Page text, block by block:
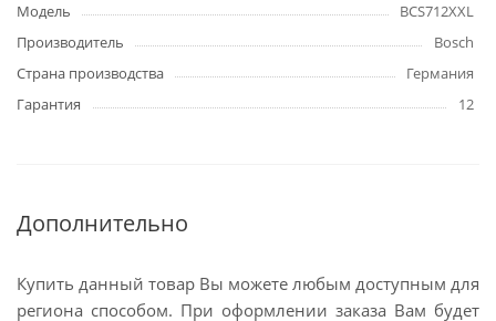
Модель
BCS712XXL
Производитель
Bosch
Страна производства
Германия
Гарантия
12
Дополнительно
Купить данный товар Вы можете любым доступным для
региона способом. При оформлении заказа Вам будет